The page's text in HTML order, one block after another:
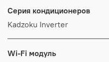
Серия кондиционеров
Kadzoku Inverter
Wi-Fi модуль